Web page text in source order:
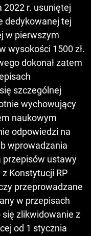
2022 r. usuniętej
dedykowanej tej
w pierwszym
wysokości 1500 zł.
dokonał zatem
szczególnej
wychowujący
naukowym
odpowiedzi na
wprowadzania
przepisów ustawy
Konstytucji RP
przeprowadzane
w przepisach
się zlikwidowanie z
od 1 stycznia